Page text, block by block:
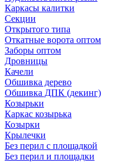
Каркасы калитки
Секции
Открытого типа
Откатные ворота оптом
Заборы оптом
Дровницы
Качели
Обшивка дерево
Обшивка ДПК (декинг)
Козырьки
Каркас козырька
Козырки
Крылечки
Без перил с площадкой
Без перил и площадки